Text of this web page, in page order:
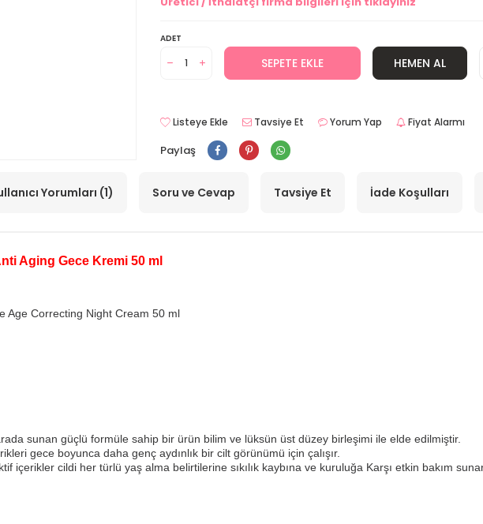
ADET
SEPETE EKLE HEMEN AL
Listeye Ekle Tavsiye Et Yorum Yap Fiyat Alarmı
Paylaş
Yorumları (1) Soru ve Cevap Tavsiye Et İade Koşulları
Aging Gece Kremi 50 ml
Age Correcting Night Cream 50 ml
sunan güçlü formüle sahip bir ürün bilim ve lüksün üst düzey birleşimi ile elde edilmiştir.
gece boyunca daha genç aydınlık bir cilt görünümü için çalışır.
içerikler cildi her türlü yaş alma belirtilerine sıkılık kaybına ve kuruluğa Karşı etkin bakım